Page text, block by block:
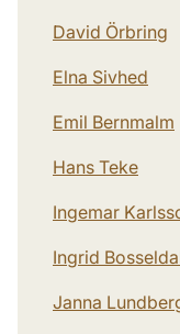
David Örbring
Elna Sivhed
Emil Bernmalm
Hans Teke
Ingemar
Ingrid
Janna